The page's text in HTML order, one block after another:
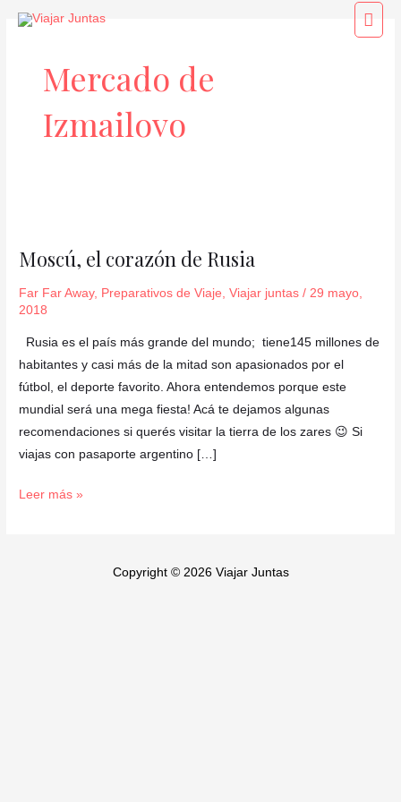
Mercado de
Izmailovo
Moscú, el corazón de Rusia
Far Far Away, Preparativos de Viaje ,Viajar juntas / 29 mayo,
2018
Rusia es el país más grande del mundo; tiene145 millones de
habitantes y casi más de la mitad son apasionados por el
fútbol, el deporte favorito. Ahora entendemos porque este
mundial será una mega fiesta! Acá te dejamos algunas
recomendaciones si querés visitar la tierra de los zares 😉 Si
viajas con pasaporte argentino […]
corazón
Rusia
Leer más »
Copyright © 2026 Viajar Juntas